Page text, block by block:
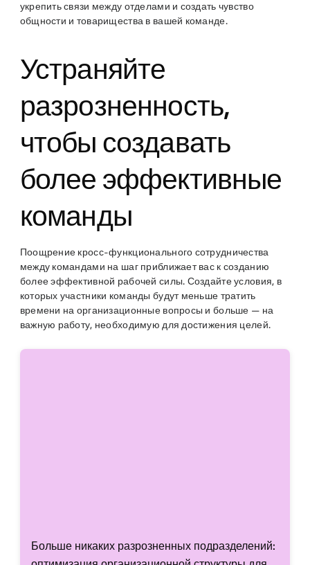
укрепить связи между отделами и создать чувство
общности и товарищества в вашей команде.
Устраняйте
разрозненность,
чтобы создавать
более эффективные
команды
Поощрение кросс-функционального сотрудничества
между командами на шаг приближает вас к созданию
более эффективной рабочей силы. Создайте условия, в
которых участники команды будут меньше тратить
времени на организационные вопросы и больше — на
важную работу, необходимую для достижения целей.
Больше никаких разрозненных подразделений: